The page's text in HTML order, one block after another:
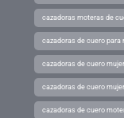
cazadoras moteras de
cazadoras de cuero para
cazadoras de cuero
cazadoras de cuero
cazadoras de cuero